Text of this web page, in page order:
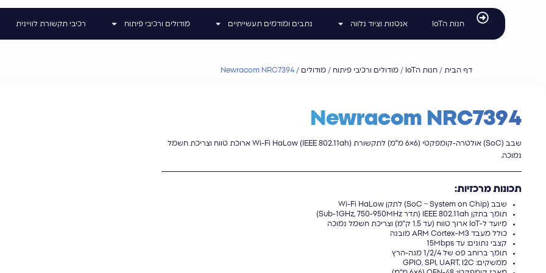
חנות הIoT אנטנות וציוד נלווה נתבים ומודמים תעשייתיים מודולים ורכיבי פיתוח רכיבי תקשורת לוויינית
דף הבית / חנות הIoT / מודולים ורכיבי פיתוח / מודולים /
Newracom NRC7394
Newracom NRC7394
שבב (SoC) אולטרה-קומפקטי (6×6 מ"מ) לתקשורת Wi-Fi HaLow (IEEE 802.11ah) ארוכת טווח וצריכת חשמל
נמוכה.
תכונות מרכזיות:
שבב (SoC – System on Chip) לתקן Wi-Fi HaLow
תומך בתקן IEEE 802.11ah (תדר Sub-1GHz, 750-950MHz)
מיועד ל-IoT ארוך טווח (עד 1.5 ק"מ) וצריכת חשמל נמוכה
כולל מעבד ARM Cortex-M3 מובנה
קצבי נתונים: עד 15Mbps
תומך ברוחב פס של 1/2/4 מגה-הרץ
ממשקים: GPIO, SPI, UART, I2C